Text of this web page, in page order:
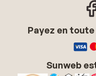
Payez en
Sunweb